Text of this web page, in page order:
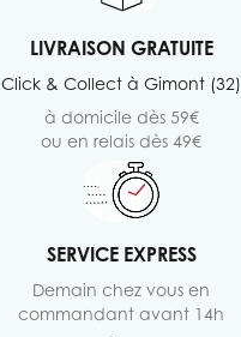
LIVRAISON GRATUITE
Click & Collect à Gimont (32)
à domicile dès 59€
ou en relais dès 49€
SERVICE EXPRESS
Demain chez vous en
commandant avant 14h